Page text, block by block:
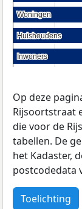
Woningen
Woningen
Huishoudens
Huishoudens
Inwoners
Inwoners
Op deze
Rijsoortstraat
die voor de
tabellen. De
het Kadaster,
postcodedata
Toelichting